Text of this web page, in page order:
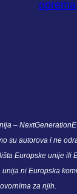
–
su autorova i ne
Europske unije ili
ni Europska
za njih.